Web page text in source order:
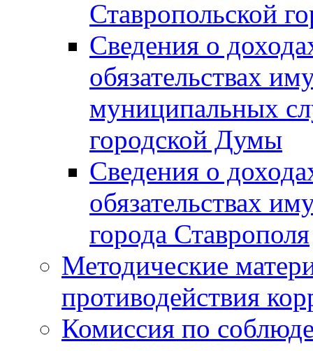
Ставропольской
Сведения о
обязательствах
муниципальных
городской Думы
Сведения о
обязательствах
города Ставрополя
Методические
противодействия
Комиссия по